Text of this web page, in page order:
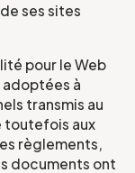
ses sites
pour le Web
adoptées à
transmis au
toutefois aux
règlements,
documents ont